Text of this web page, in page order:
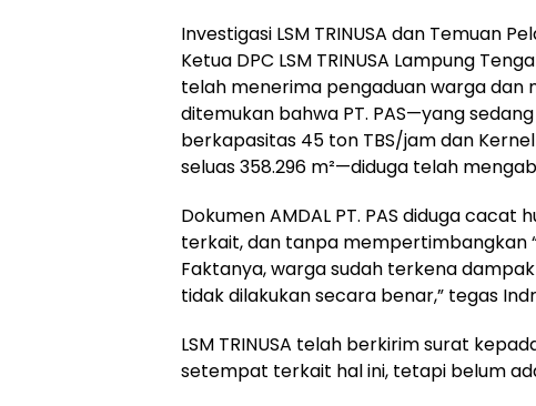
Investigasi LSM TRINUSA dan Temuan
Ketua DPC LSM TRINUSA Lampung
telah menerima pengaduan warga dan
ditemukan bahwa PT. PAS—yang
berkapasitas 45 ton TBS/jam dan
seluas 358.296 m²—diduga telah
Dokumen AMDAL PT. PAS diduga
terkait, dan tanpa mempertimbangkan
Faktanya, warga sudah terkena
tidak dilakukan secara benar,” tegas
LSM TRINUSA telah berkirim surat
setempat terkait hal ini, tetapi belum